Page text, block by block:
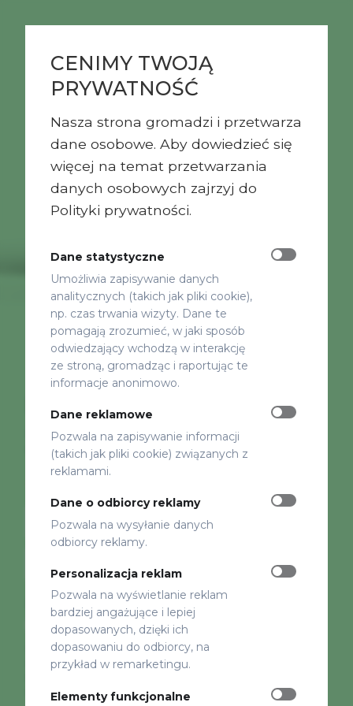
Darmowy e-book dla
przyszłych Par Młodych
Pobierz e-book 21 Pomysłów na Podziękowania dla
Gości.
Zgody RODO
Zgoda na e-book i kontakt mailowy
Wyrażam zgodę na przetwarzanie moich danych
osobowych przez AB Promotions Sp. z o.o., KRS
otrzymywania wiadomości e-mail.
CENIMY TWOJĄ
PRYWATNOŚĆ
Nasza strona gromadzi i przetwarza
dane osobowe. Aby dowiedzieć się
więcej na temat przetwarzania
danych osobowych zajrzyj do
Polityki prywatności.
Dane statystyczne
Umożliwia zapisywanie danych
analitycznych (takich jak pliki cookie),
np. czas trwania wizyty. Dane te
pomagają zrozumieć, w jaki sposób
odwiedzający wchodzą w interakcję
ze stroną, gromadząc i raportując te
informacje anonimowo.
Dane reklamowe
Pozwala na zapisywanie informacji
(takich jak pliki cookie) związanych z
reklamami.
Dane o odbiorcy reklamy
Pozwala na wysyłanie danych
odbiorcy reklamy.
Personalizacja reklam
Pozwala na wyświetlanie reklam
bardziej angażujące i lepiej
dopasowanych, dzięki ich
dopasowaniu do odbiorcy, na
przykład w remarketingu.
Elementy funkcjonalne